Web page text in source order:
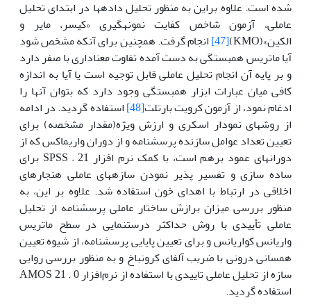
شده است. علاوه براین به منظور تحلیل داده­ها در ابتدای تحلیل
عاملی، آزمون شاخص کفایت نمونه­گیری «کیسر، مایر و
الکین»(KMO)
[47]
انجام گرفت. همچنین برای آنکه مشخص شود
آیا ماتریس همبستگی به دست آمده تفاوت معناداری با صفر دارد
و بر پایه آن انجام تحلیل عاملی قابل توجیه است یا آیا به اندازه
کافی میان عبارات ابزار همبستگی وجود دارد که بتوان آنها را
ادغام نمود، از آزمون کرویت بارتلت[48]
استفاده گردید. در ادامه
از روش­های نمودار اسکری و ارزش ویژه(مقدار مشخصه) برای
تعیین تعداد عوامل سازنده پرسشنامه و از دوران واریماکس که از
دوران­های عمود برهم است، با کمک نرم افزار SPSS – 21 برای
ساده سازی و تفسیر پذیر نمودن سازه­های عاملی هنجارهای
اخلاقی در ارتباط با اهدای خون استفاده شد. علاوه بر این، به
منظور بررسی میزان برازش ساختار عاملی پرسشنامه از تحلیل
عاملی تأییدی با روش حداکثر درستنمایی در سطح ماتریس
واریانس کواریانس و برای تعیین پایایی پرسشنامه، از شیوه تعیین
همسانی درونی با ضریب آلفای کرونباخ و به منظور بررسی روایی
سازه از تحلیل عاملی تاییدی با استفاده از نرم‌افزار AMOS 21 . 0
استفاده گردید.